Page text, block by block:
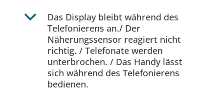
b
Das Display bleibt während des
Telefonierens an./ Der
Näherungssensor reagiert nicht
richtig. / Telefonate werden
unterbrochen. / Das Handy lässt
sich während des Telefonierens
bedienen.